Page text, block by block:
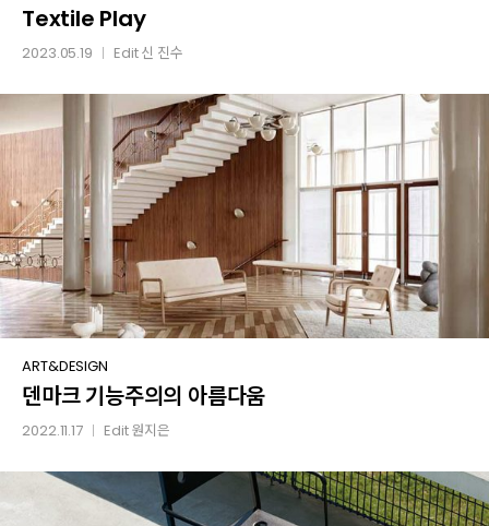
Play
Textile Play
2023.05.19 Edit신 진수
덴마크
기능주의의
아름다움
ART&DESIGN
덴마크 기능주의의 아름다움
2022.11.17 Edit원지은